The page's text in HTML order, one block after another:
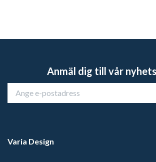
Anmäl dig till vår
Varia Design